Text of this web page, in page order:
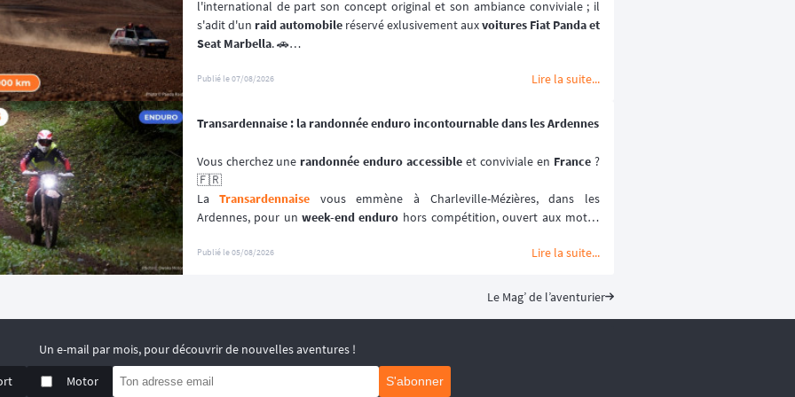
l'international de part son concept original et son ambiance conviviale ; il
s'adit d'un raid automobile réservé exlusivement aux voitures Fiat Panda et
Seat Marbella. 🚗
à bord de véhicules youngtimers
Publié le07/08/2026 Lire la suite...
Transardennaise : la randonnée enduro incontournable dans les Ardennes
Vous cherchez une randonnée enduro accessible et conviviale en France ?
🇫🇷
La Transardennaise vous emmène à Charleville-Mézières, dans les
Ardennes, pour un week-end enduro hors compétition, ouvert aux motos
Portée par le Moto Club de Charleville-Mézières en Ardennes (MCCMA)
Publié le05/08/2026 Lire la suite...
Le Mag’ de l’aventurier
Un e-mail par mois, pour découvrir de nouvelles aventures !
Motor S'abonner